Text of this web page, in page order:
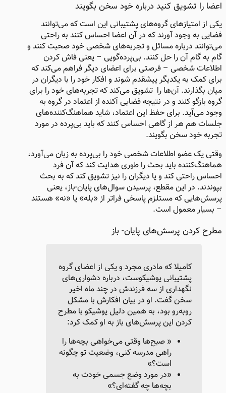
اعضا را تشویق کنید درباره خود سخن بگویند
یکی از امتیازهای گروه‌های پشتیبانی این است که می‌توانند
فضایی به وجود آورند که در آن اعضا احساس کنند به راحتی
می‌توانند درباره مسائل و تجربه‌های شخصی خود صحبت کنند و
گام به گام آن را حل کنند. بی‌پرده‌گویی – یعنی فاش کردن
اطلاعات شخصی – فرصتی برای اعضای دیگر فراهم می‌کند که
برای کمک به یکدیگر پیشقدم شوند و افکار خود را با دیگران در
میان بگذارند. آن‌ها را تشویق می‌کند که تجربه‌های خود را برای
گروه بازگو کنند و در نتیجه فضایی آکنده از اعتماد در گروه به
وجود می‌آید. برای حفظ این اعتماد، شاید هماهنگ‌کننده‌های
جلسات هم هر از گاهی احساس کنند که باید بی‌پرده در مورد
تجربه خود سخن بگویند.
وقتی یک عضو اطلاعات شخصی خود را بی‌پرده به زبان می‌آورد،
هماهنگ‌کننده باید بحث را طوری هدایت کند که آن فرد
احساس راحتی کند و یا دیگران را نیز تشویق کند که به بحث
بپوندند. در این مقطع، پرسیدن سوال‌های پایان-باز، یعنی
پرسش‌هایی که مستلزم پاسخی فراتر از «بله» یا «نه» هستند
– بسیار معمول است.
مطرح کردن پرسش‌های پایان- باز
کامیلا که مادری مجرد و یکی از اعضای گروه
پشتیبانی یوشیکوست، درباره دشواری‌های
نگهداری از سه فرزندش در چند ماه اخیر
سخن گفت. او در بیان افکارش با مشکل
روبه‌رو بود، به همین دلیل یوشیکو با مطرح
کردن این پرسش‌های باز به او کمک کرد:
« صبح‌ها وقتی می‌خواهی بچه‌ها را
راهی مدرسه کنی، وضعیت تو چگونه
است؟»
«در مورد وضع جسمی خودت به
بچه‌ها چه گفته‌ای؟»